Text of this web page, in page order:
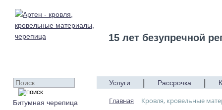
15 лет безупречной
Битумная черепица
Услуги Рассрочка
Главная Кровля, кровельные